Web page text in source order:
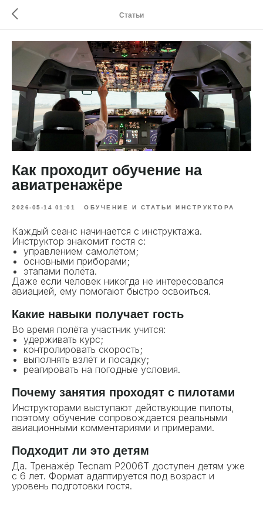
Статьи
Как проходит обучение на
авиатренажёре
2026-05-14 01:01 ОБУЧЕНИЕ И СТАТЬИ ИНСТРУКТОРА
Каждый сеанс начинается с инструктажа.
Инструктор знакомит гостя с:
управлением самолётом;
основными приборами;
этапами полёта.
Даже если человек никогда не интересовался
авиацией, ему помогают быстро освоиться.
Какие навыки получает гость
Во время полёта участник учится:
удерживать курс;
контролировать скорость;
выполнять взлёт и посадку;
реагировать на погодные условия.
Почему занятия проходят с пилотами
Инструкторами выступают действующие пилоты,
поэтому обучение сопровождается реальными
авиационными комментариями и примерами.
Подходит ли это детям
Да. Тренажёр Tecnam P2006T доступен детям уже
с 6 лет. Формат адаптируется под возраст и
уровень подготовки гостя.